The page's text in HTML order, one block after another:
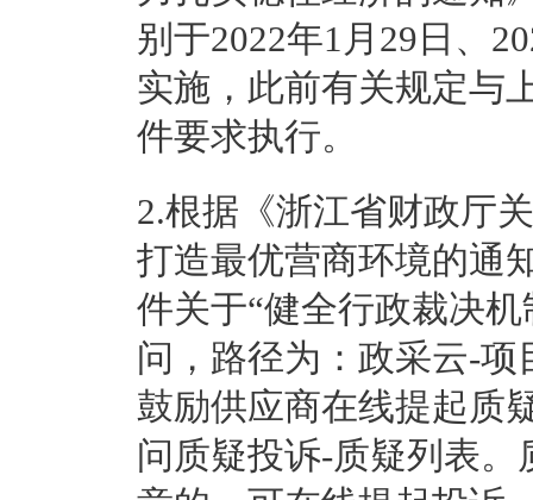
别于2022年1月29日、
实施，此前有关规定与
件要求执行。
2.根据《浙江省财政厅
打造最优营商环境的通
件关于“健全行政裁决
问，路径为：政采云-
鼓励供应商在线提起质
问质疑投诉-质疑列表